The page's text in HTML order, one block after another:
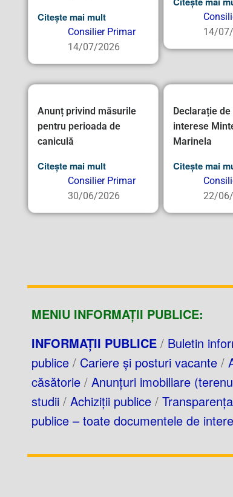
Citește mai mult
Consilier Primar
14/07/2026
14/
Anunț privind măsurile
pentru perioada de
caniculă
Citește mai mult
Consilier Primar
30/06/2026
Declarație
interese
Marinela
Citește mai
22/
MENIU INFORMAȚII PUBLICE:
INFORMAȚII PUBLICE / Buletin
publice / Cariere și posturi vacante /
căsătorie / Anunțuri imobiliare
studii / Achiziții publice /
publice – toate documentele de